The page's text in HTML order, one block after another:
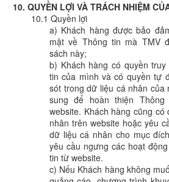
10. QUYỀN LỢI VÀ TRÁCH NHIỆM
10.1 Quyền lợi
a) Khách hàng được bảo
mật về Thông tin mà TMV
sách này;
b) Khách hàng có quyền
tin của mình và có quyền tự
sót trong dữ liệu cá nhân của
sung để hoàn thiện
website. Khách hàng cũng
nhân trên website hoặc yêu
dữ liệu cá nhân cho mục
yêu cầu ngưng các hoạt
tin từ website.
c) Nếu Khách hàng không